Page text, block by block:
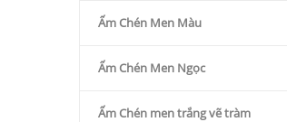
Ấm Chén Men Màu
Ấm Chén Men Ngọc
Ấm Chén men trắng vẽ tràm